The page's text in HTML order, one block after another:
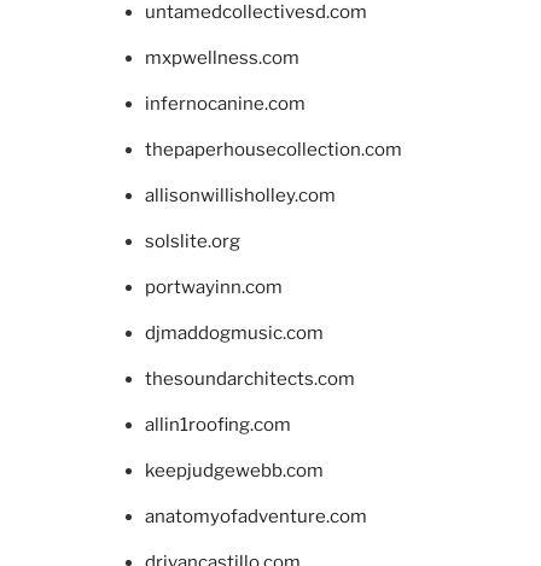
untamedcollectivesd.com
mxpwellness.com
infernocanine.com
thepaperhousecollection.com
allisonwillisholley.com
solslite.org
portwayinn.com
djmaddogmusic.com
thesoundarchitects.com
allin1roofing.com
keepjudgewebb.com
anatomyofadventure.com